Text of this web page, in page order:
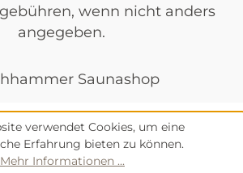
wenn nicht anders
angegeben.
Saunashop
verwendet Cookies, um eine
Erfahrung bieten zu können.
Mehr Informationen ...